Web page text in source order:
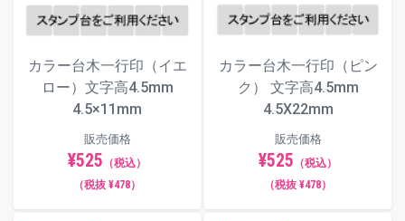
カラー台木一行印（イエ
ロー）文字高4.5mm
4.5×11mm
販売価格
¥525 （税込）
（税抜 ¥478）
カラー台木一行印（ピン
ク） 文字高4.5mm
4.5X22mm
販売価格
¥525 （税込）
（税抜 ¥478）